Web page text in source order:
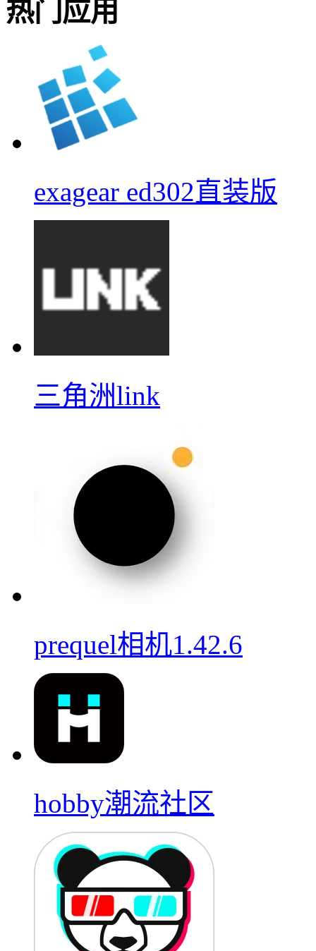
热门应用
exagear ed302直装版
三角洲link
prequel相机1.42.6
hobby潮流社区